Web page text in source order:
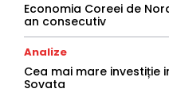
Economia Coreei de
an consecutiv
Analize
Cea mai mare investiție
Sovata